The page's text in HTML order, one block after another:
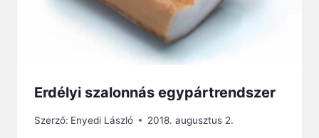
Erdélyi szalonnás egypártrendszer
Szerző: Enyedi László 2018. augusztus 2.